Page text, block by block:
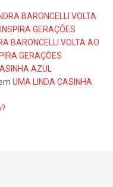
BARONCELLI VOLTA
GERAÇÕES
BARONCELLI VOLTA AO
GERAÇÕES
AZUL
UMA LINDA CASINHA